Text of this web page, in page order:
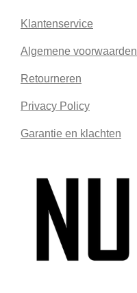
Klantenservice
Algemene voorwaarden
Retourneren
Privacy Policy
Garantie en klachten